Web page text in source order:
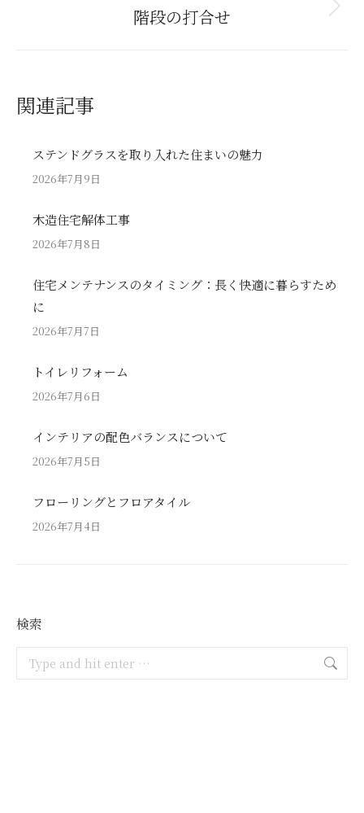
Next
階段の打合せ
関連記事
ステンドグラスを取り入れた住まいの魅力
2026年7月9日
木造住宅解体工事
2026年7月8日
住宅メンテナンスのタイミング：長く快適に暮らすため
に
2026年7月7日
トイレリフォーム
2026年7月6日
インテリアの配色バランスについて
2026年7月5日
フローリングとフロアタイル
2026年7月4日
検索